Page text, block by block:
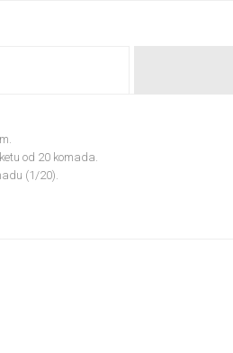
od 20 komada.
(1/20).